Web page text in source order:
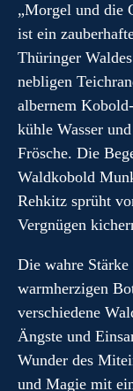
„Morgel und die
ist ein
Thüringer
nebligen
albernem
kühle Wasser
Frösche. Die
Waldkobold
Rehkitz sprüht
Vergnügen
Die wahre
warmherzigen
verschiedene
Ängste und
Wunder des
und Magie mit